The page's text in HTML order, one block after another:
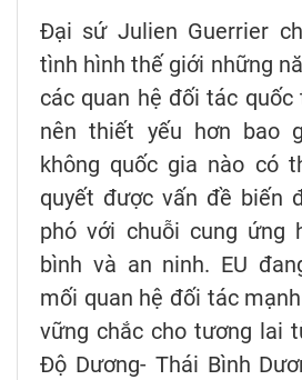
Đại sứ Julien Guerrier
tình hình thế giới những
các quan hệ đối tác
nên thiết yếu hơn bao
không quốc gia nào có
quyết được vấn đề biến
phó với chuỗi cung ứng
bình và an ninh. EU
mối quan hệ đối tác
vững chắc cho tương lai
Độ Dương- Thái Bình